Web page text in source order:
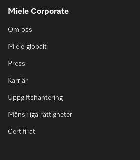
Miele Corporate
Om oss
Miele globalt
Press
Karriär
Uppgiftshantering
Mänskliga rättigheter
Certifikat